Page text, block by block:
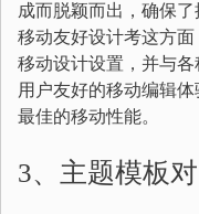
成而脱颖而出，确保
移动友好设计考这方
移动设计设置，并与
用户友好的移动编辑
最佳的移动性能。
3、主题模板